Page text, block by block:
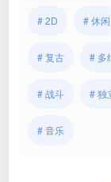
# 2D # 休闲
# 复古 # 多
# 战斗 # 独
# 音乐